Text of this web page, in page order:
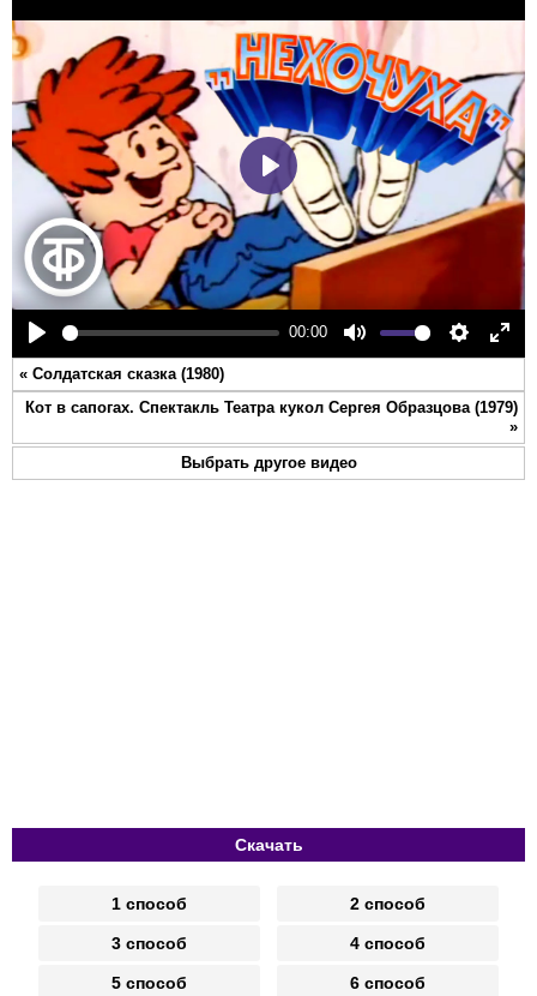
Play
00:00
Mute Settings
Play
« Солдатская сказка (1980)
Кот в сапогах. Спектакль Театра кукол Сергея Образцова (1979)
»
Выбрать другое видео
Скачать
1 способ 2 способ
3 способ 4 способ
5 способ 6 способ